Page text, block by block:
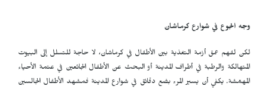
وجه الجوع في شوارع كرماشان
لكن لفهم عمق أزمة التغذية بين الأطفال في كرماشان، لا حاجة للتسلل إلى البيوت
المتهالكة والرطبة في أطراف المدينة أو البحث عن الأطفال الجائعين في عتمة الأحياء
المهمّشة. يكفي أن يسير المرء بضع دقائق في شوارع المدينة فمشهد الأطفال الجالسين